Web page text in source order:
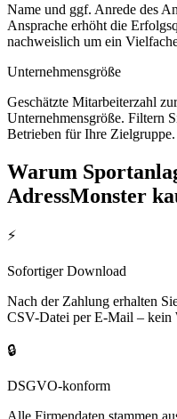
Name und ggf. Anrede des
Ansprache erhöht die
nachweislich um ein
Unternehmensgröße
Geschätzte Mitarbeiterzahl
Unternehmensgröße. Filtern
Betrieben für Ihre Zielgruppe.
Warum
AdressMonster
⚡
Sofortiger Download
Nach der Zahlung erhalten
CSV-Datei per E-Mail – kein
🔒
DSGVO-konform